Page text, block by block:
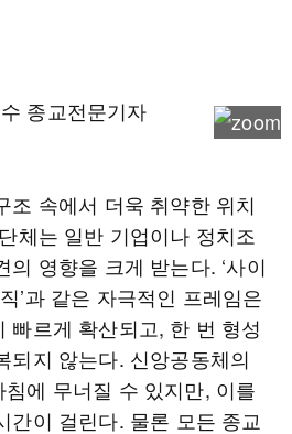
조 속에서 더욱 취약한 위치
체는 일반 기업이나 정치조
의 영향을 크게 받는다. ‘사이
직’과 같은 자극적인 프레임은
빠르게 확산되고, 한 번 형성
되지 않는다. 신앙공동체의
에 무너질 수 있지만, 이를
간이 걸린다. 물론 모든 종교